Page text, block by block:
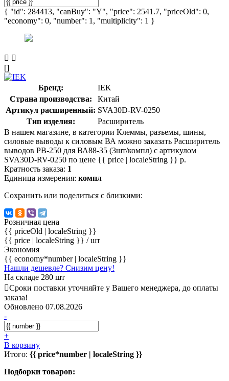
{ "id": 284413, "canBuy": "Y", "price": 2541.7, "priceOld": 0,
"economy": 0, "number": 1, "multiplicity": 1 }
[]
Бренд:
IEK
Страна производства:
Китай
Артикул расширенный: SVA30D-RV-0250
Тип изделия:
Расширитель
В нашем магазине, в категории Клеммы, разъемы, шины,
силовые выводы к силовым ВА можно заказать Расширитель
выводов РВ-250 для ВА88-35 (3шт/компл) с артикулом
SVA30D-RV-0250 по цене {{ price | localeString }} р.
Кратность заказа: 1
Единица измерения: компл
Сохранить или поделиться с близкими:
Розничная цена
{{ priceOld | localeString }}
{{ price | localeString }} / шт
Экономия
{{ economy*number | localeString }}
Нашли дешевле? Снизим цену!
На складе 280 шт
Сроки поставки уточняйте у Вашего менеджера, до оплаты
заказа!
Обновлено 07.08.2026
-
+
В корзину
Итого: {{ price*number | localeString }}
Подборки товаров: